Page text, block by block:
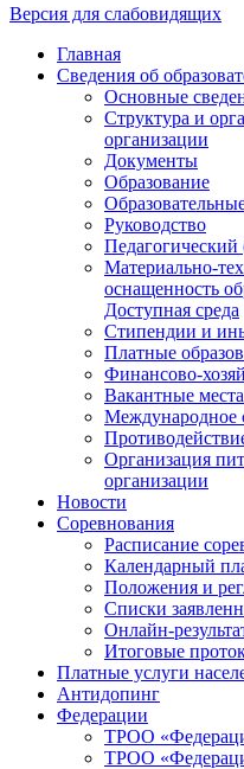
Версия для слабовидящих
Главная
Сведения об
Основные
Структура и
организации
Документы
Образование
Руководство
Педагогический
Материально-
оснащенность
Доступная среда
Стипендии и
Платные
Финансово-
Вакантные
Международное
Организация
организации
Новости
Соревнования
Расписание
Календарный
Положения и
Списки
Онлайн-
Итоговые
Платные услуги
Антидопинг
Федерации
ТРОО
ТРОО